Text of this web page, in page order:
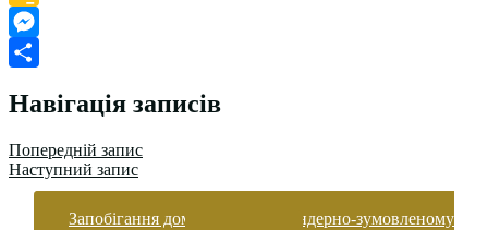
Google
Classroom
Messenger
Навігація записів
Попередній запис
Наступний запис
Запобігання домашньому та гендерно-зумовленому